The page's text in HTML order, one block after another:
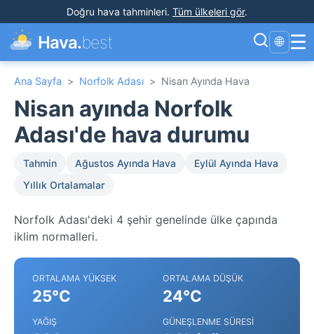
Doğru hava tahminleri. Tüm ülkeleri gör.
Hava.best 🌐 ☰
Ana Sayfa > Norfolk Adası > Nisan Ayında Hava
Nisan ayında Norfolk
Adası'de hava durumu
Tahmin Ağustos Ayında Hava
Eylül Ayında Hava
Yıllık Ortalamalar
Norfolk Adası'deki 4 şehir genelinde ülke çapında
iklim normalleri.
ORTALAMA YÜKSEK
25°C
ORTALAMA DÜŞÜK
24°C
YAĞIŞ GÜNEŞLENME SÜRESI